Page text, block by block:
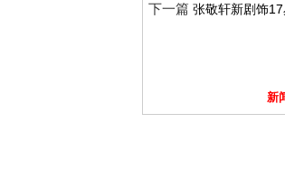
下一篇 张敬轩新剧饰
新